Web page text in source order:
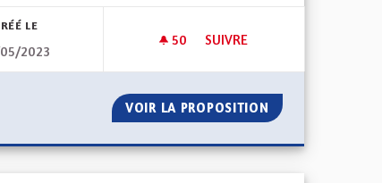
DES CULTRURES
VERS UN CHANGEMENT DES CULTRURES
LE
2023
50 50 ABONNÉS
SUIVRE
VOIR LA PROPOSITION PANNEAUX